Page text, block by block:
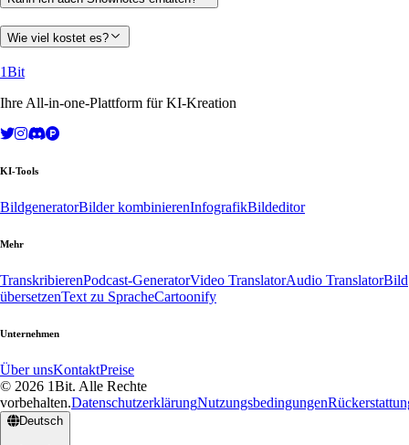
Wie viel kostet es?
1Bit
Ihre All-in-one-Plattform für KI-Kreation
KI-Tools
BildgeneratorBilder kombinierenInfografikBildeditor
Mehr
TranskribierenPodcast-GeneratorVideo TranslatorAudio TranslatorBild
übersetzenText zu SpracheCartoonify
Unternehmen
Über unsKontaktPreise
© 2026 1Bit. Alle Rechte
vorbehalten.DatenschutzerklärungNutzungsbedingungen
Deutsch